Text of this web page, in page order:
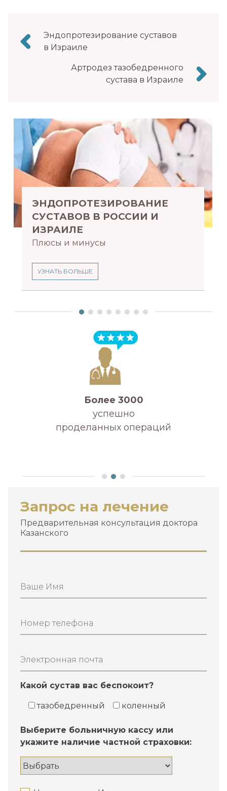
Навигация
по
записям
Эндопротезирование суставов
в Израиле
Артродез тазобедренного
сустава в Израиле
ЭНДОПРОТЕЗИРОВАНИЕ
СУСТАВОВ В РОССИИ И
ИЗРАИЛЕ
Плюсы и минусы
УЗНАТЬ БОЛЬШЕ
Более 3000
успешно
проделанных операций
Запрос на лечение
Предварительная консультация доктора
Казанского
Ваше Имя
Номер телефона
Электронная почта
Какой сустав вас беспокоит?
тазобедренный коленный
Выберите больничную кассу или
укажите наличие частной страховки: